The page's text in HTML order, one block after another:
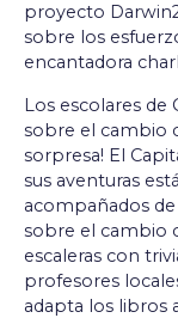
proyecto
sobre los
encantadora
Los escolares de
sobre el cambio
sorpresa! El
sus aventuras
acompañados
sobre el cambio
escaleras con
profesores
adapta los libros